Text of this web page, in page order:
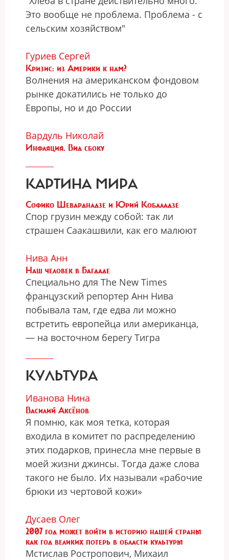
Это вообще не проблема. Проблема - с
сельским хозяйством"
Гуриев Сергей
Кризис: из Америки к нам?
Волнения на американском фондовом
рынке докатились не только до
Европы, но и до России
Вардуль Николай
Инфляция. Вид сбоку
КАРТИНА МИРА
Софико Шеварднадзе и Юрий Кобаладзе
Спор грузин между собой: так ли
страшен Саакашвили, как его малюют
Нива Анн
Наш человек в Багдаде
Специально для The New Times
французский репортер Анн Нива
побывала там, где едва ли можно
встретить европейца или американца,
— на восточном берегу Тигра
КУЛЬТУРА
Иванова Нина
Василий Аксёнов
Я помню, как моя тетка, которая
входила в комитет по распределению
этих подарков, принесла мне первые в
моей жизни джинсы. Тогда даже слова
такого не было. Их называли «рабочие
брюки из чертовой кожи»
Дусаев Олег
2007 год может войти в историю нашей страны
как год великих потерь в области культуры
Мстислав Ростропович, Михаил